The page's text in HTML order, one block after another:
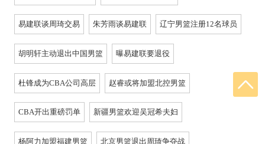
易建联谈周琦交易 朱芳雨谈易建联 辽宁男篮注册12名球员
胡明轩主动退出中国男篮 曝易建联要退役
杜锋成为CBA公司高层 赵睿或将加盟北控男篮
CBA开出重磅罚单 新疆男篮欢迎吴冠希夫妇
杨阿力加盟福建男篮 北京男篮退出周琦争夺战